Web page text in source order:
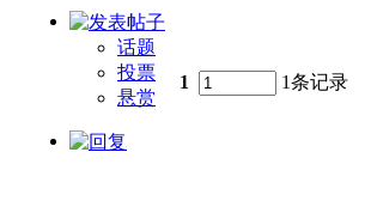
话题
投票
悬赏
1 1条记录